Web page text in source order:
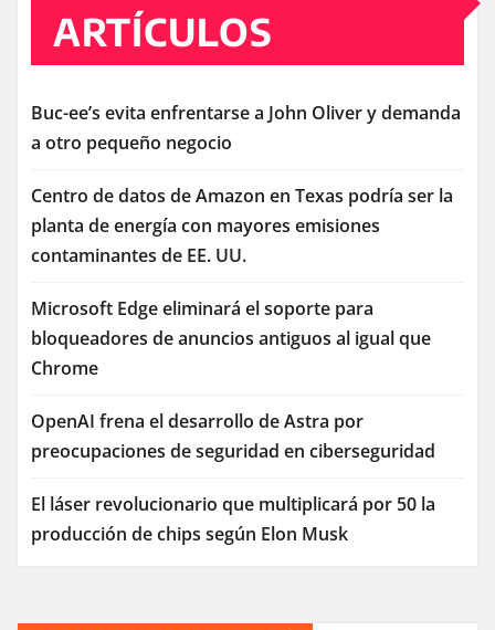
ARTÍCULOS
Buc-ee’s evita enfrentarse a John Oliver y demanda
a otro pequeño negocio
Centro de datos de Amazon en Texas podría ser la
planta de energía con mayores emisiones
contaminantes de EE. UU.
Microsoft Edge eliminará el soporte para
bloqueadores de anuncios antiguos al igual que
Chrome
OpenAI frena el desarrollo de Astra por
preocupaciones de seguridad en ciberseguridad
El láser revolucionario que multiplicará por 50 la
producción de chips según Elon Musk